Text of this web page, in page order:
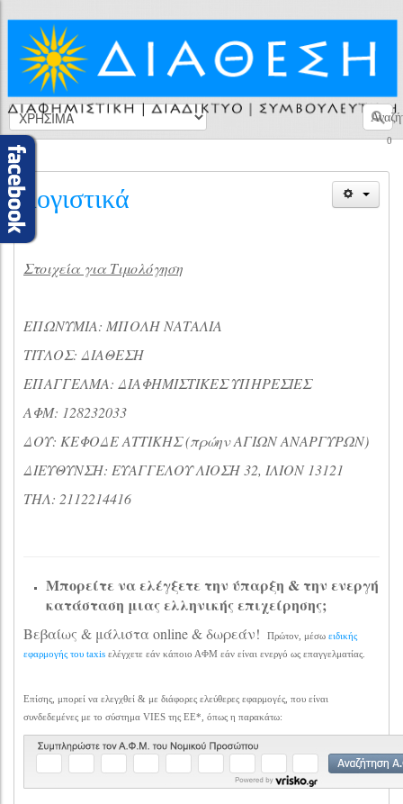
0
λογιστικά
Στοιχεία για Τιμολόγηση
ΕΠΩΝΥΜΙΑ: ΜΠΟΛΗ ΝΑΤΑΛΙΑ
ΤΙΤΛΟΣ: ΔΙΑΘΕΣΗ
ΕΠΑΓΓΕΛΜΑ: ΔΙΑΦΗΜΙΣΤΙΚΕΣ ΥΠΗΡΕΣΙΕΣ
ΑΦΜ: 128232033
ΔΟΥ: ΚΕΦΟΔΕ ΑΤΤΙΚΗΣ (πρώην ΑΓΙΩΝ ΑΝΑΡΓΥΡΩΝ)
ΔΙΕΥΘΥΝΣΗ: ΕΥΑΓΓΕΛΟΥ ΛΙΟΣΗ 32, ΙΛΙΟΝ 13121
ΤΗΛ: 2112214416
Μπορείτε να ελέγξετε την ύπαρξη & την ενεργή
κατάσταση μιας ελληνικής επιχείρησης;
Βεβαίως & μάλιστα online & δωρεάν! Πρώτον, μέσω ειδικής
εφαρμογής του taxis ελέγχετε εάν κάποιο ΑΦΜ εάν είναι ενεργό ως επαγγελματίας.
Επίσης, μπορεί να ελεγχθεί & με διάφορες ελεύθερες εφαρμογές, που είναι
συνδεδεμένες με το σύστημα VIES της ΕΕ*, όπως η παρακάτω: